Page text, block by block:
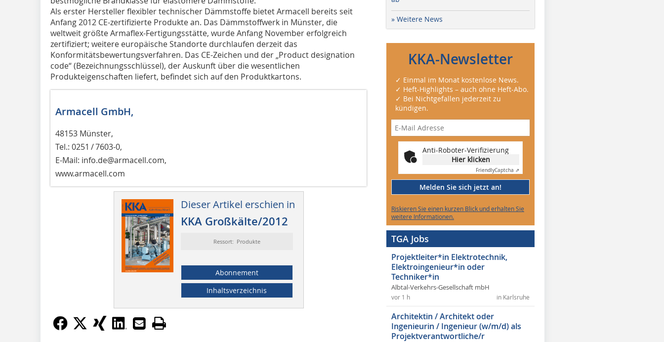
Als erster Hersteller flexibler technischer Dämmstoffe bietet Armacell bereits seit
Anfang 2012 CE-zertifizierte Produkte an. Das Dämmstoffwerk in Münster, die
weltweit größte Armaflex-Fertigungsstätte, wurde Anfang November erfolgreich
zertifiziert; weitere europäische Standorte durchlaufen derzeit das
Konformitätsbewertungsverfahren. Das CE-Zeichen und der „Product designation
code“ (Bezeichnungsschlüssel), der Auskunft über die wesentlichen
Produkteigenschaften liefert, befindet sich auf den Produktkartons.
Armacell GmbH,
48153 Münster,
Tel.: 0251 / 7603-0,
E-Mail: info.de@armacell.com,
www.armacell.com
Dieser Artikel erschien in
KKA Großkälte/2012
Ressort: Produkte
Abonnement
Inhaltsverzeichnis
» Weitere News
KKA-Newsletter
✓ Einmal im Monat kostenlose News.
✓ Heft-Highlights – auch ohne Heft-Abo.
✓ Bei Nichtgefallen jederzeit zu
kündigen.
Anti-Roboter-Verifizierung
Hier klicken
FriendlyCaptcha ⇗
Melden Sie sich jetzt an!
Riskieren Sie einen kurzen Blick und erhalten Sie
weitere Informationen.
TGA Jobs
Projektleiter*in Elektrotechnik,
Elektroingenieur*in oder
Techniker*in
Albtal-Verkehrs-Gesellschaft mbH
in Karlsruhe
vor 1 h
Architektin / Architekt oder
Ingenieurin / Ingenieur (w/m/d) als
Projektverantwortliche/r